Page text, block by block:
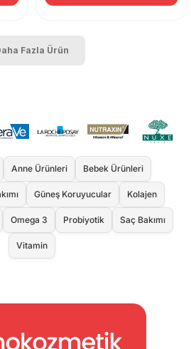
Fazla Ürün
Anne Ürünleri Bebek Ürünleri
Güneş Koruyucular Kolajen
Omega 3 Probiyotik Saç Bakımı
Vitamin